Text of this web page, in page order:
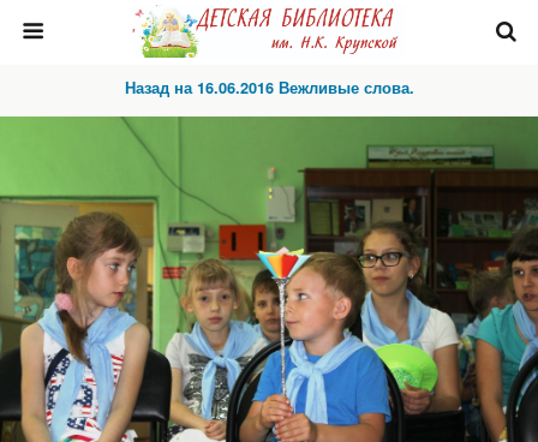
Назад на 16.06.2016 Вежливые слова.